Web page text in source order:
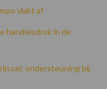
vlakt af
handelsdruk in de
ondersteuning bij